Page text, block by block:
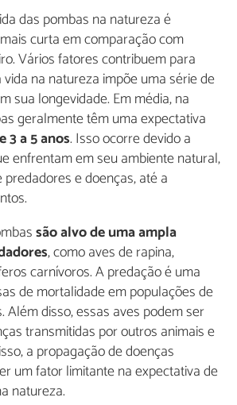
das pombas na natureza é
curta em comparação com
Vários fatores contribuem para
na natureza impõe uma série de
sua longevidade. Em média, na
geralmente têm uma expectativa
3 a 5 anos. Isso ocorre devido a
enfrentam em seu ambiente natural,
e doenças, até a
são alvo de uma ampla
, como aves de rapina,
carnívoros. A predação é uma
de mortalidade em populações de
Além disso, essas aves podem ser
transmitidas por outros animais e
a propagação de doenças
um fator limitante na expectativa de
natureza.